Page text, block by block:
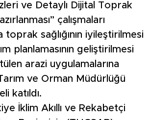
ve Detaylı Dijital Toprak
çalışmaları
sağlığının iyileştirilmesi
planlamasının geliştirilmesi
arazi uygulamalarına
ve Orman Müdürlüğü
katıldı.
İklim Akıllı ve Rekabetçi